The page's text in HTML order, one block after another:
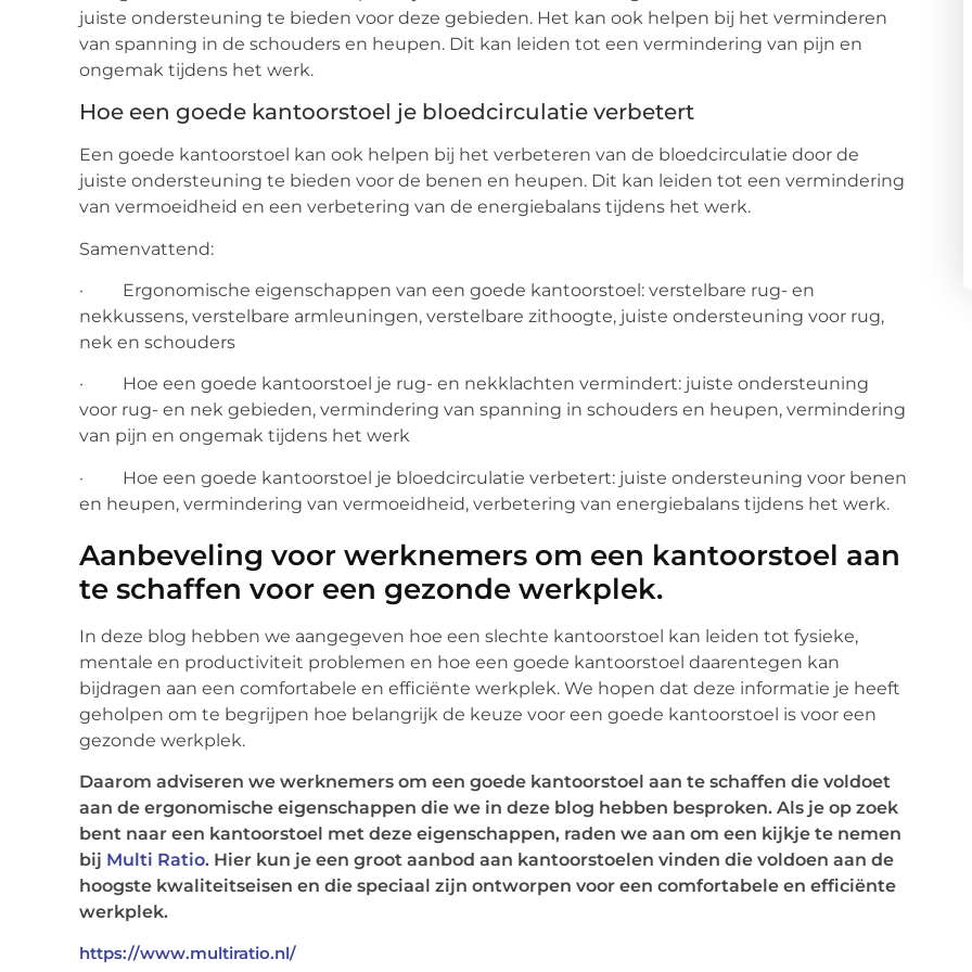
juiste ondersteuning te bieden voor deze gebieden. Het kan ook helpen bij het verminderen
van spanning in de schouders en heupen. Dit kan leiden tot een vermindering van pijn en
ongemak tijdens het werk.
Hoe een goede kantoorstoel je bloedcirculatie verbetert
Een goede kantoorstoel kan ook helpen bij het verbeteren van de bloedcirculatie door de
juiste ondersteuning te bieden voor de benen en heupen. Dit kan leiden tot een vermindering
van vermoeidheid en een verbetering van de energiebalans tijdens het werk.
Samenvattend:
· Ergonomische eigenschappen van een goede kantoorstoel: verstelbare rug- en
nekkussens, verstelbare armleuningen, verstelbare zithoogte, juiste ondersteuning voor rug,
nek en schouders
· Hoe een goede kantoorstoel je rug- en nekklachten vermindert: juiste ondersteuning
voor rug- en nek gebieden, vermindering van spanning in schouders en heupen, vermindering
van pijn en ongemak tijdens het werk
· Hoe een goede kantoorstoel je bloedcirculatie verbetert: juiste ondersteuning voor benen
en heupen, vermindering van vermoeidheid, verbetering van energiebalans tijdens het werk.
Aanbeveling voor werknemers om een kantoorstoel aan
te schaffen voor een gezonde werkplek.
In deze blog hebben we aangegeven hoe een slechte kantoorstoel kan leiden tot fysieke,
mentale en productiviteit problemen en hoe een goede kantoorstoel daarentegen kan
bijdragen aan een comfortabele en efficiënte werkplek. We hopen dat deze informatie je heeft
geholpen om te begrijpen hoe belangrijk de keuze voor een goede kantoorstoel is voor een
gezonde werkplek.
Daarom adviseren we werknemers om een goede kantoorstoel aan te schaffen die voldoet
aan de ergonomische eigenschappen die we in deze blog hebben besproken. Als je op zoek
bent naar een kantoorstoel met deze eigenschappen, raden we aan om een kijkje te nemen
bij Multi Ratio. Hier kun je een groot aanbod aan kantoorstoelen vinden die voldoen aan de
hoogste kwaliteitseisen en die speciaal zijn ontworpen voor een comfortabele en efficiënte
werkplek.
https://www.multiratio.nl/